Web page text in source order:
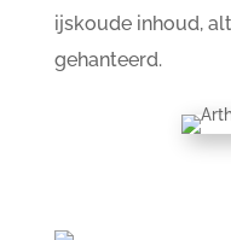
ijskoude inhoud,
gehanteerd.